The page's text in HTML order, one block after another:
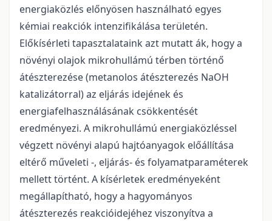
energiaközlés előnyösen használható egyes
kémiai reakciók intenzifikálása területén.
Előkísérleti tapasztalataink azt mutatt ák, hogy a
növényi olajok mikrohullámú térben történő
átészterezése (metanolos átészterezés NaOH
katalizátorral) az eljárás idejének és
energiafelhasználásának csökkentését
eredményezi. A mikrohullámú energiaközléssel
végzett növényi alapú hajtóanyagok előállítása
eltérő műveleti -, eljárás- és folyamatparaméterek
mellett történt. A kísérletek eredményeként
megállapítható, hogy a hagyományos
átészterezés reakcióidejéhez viszonyítva a